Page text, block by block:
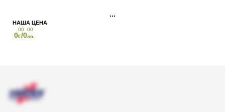
0
00
€/0
00
лв.